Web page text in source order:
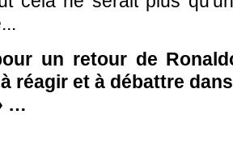
un retour de
réagir et à débattre
…